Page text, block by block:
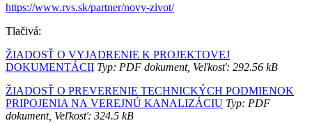
https://www.rvs.sk/partner/novy-zivot/
Tlačivá:
ŽIADOSŤ O VYJADRENIE K PROJEKTOVEJ
DOKUMENTÁCII Typ: PDF dokument, Veľkosť: 292.56 kB
ŽIADOSŤ O PREVERENIE TECHNICKÝCH PODMIENOK
PRIPOJENIA NA VEREJNÚ KANALIZÁCIU Typ: PDF
dokument, Veľkosť: 324.5 kB